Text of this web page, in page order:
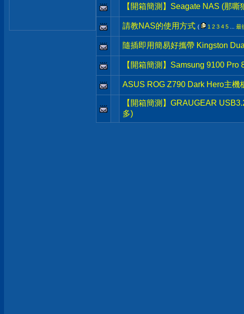
【開箱簡測】Seagate NAS (那
請教NAS的使用方式 ( 1 2 3 4 5 最
隨插即用簡易好攜帶 Kingston
【開箱簡測】Samsung 9100
ASUS ROG Z790 Dark Hero主
【開箱簡測】GRAUGEAR
多)